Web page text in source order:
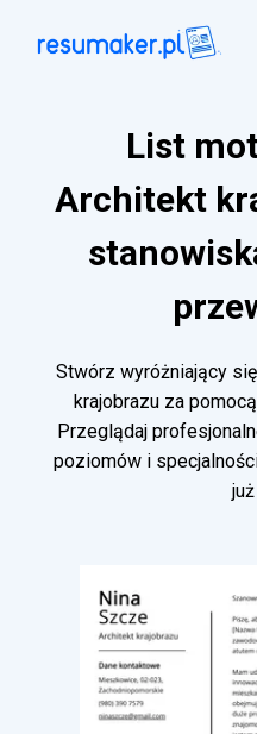
List
Architekt
Stwórz wyróżniający
krajobrazu za
Przeglądaj
poziomów i